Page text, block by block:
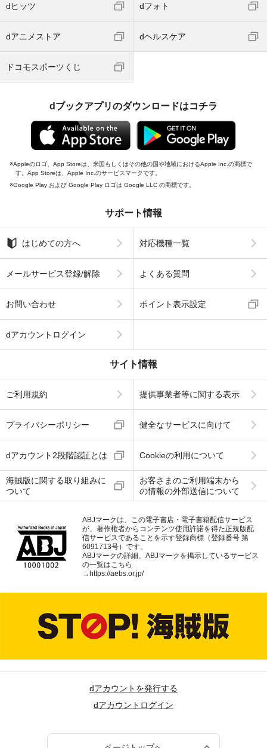
dヒッツ dフォト
dアニメストア dヘルスケア
ドコモスポーツくじ
dブックアプリのダウンロードはコチラ
Appleのロゴ、App Storeは、米国もしくはその他の国や地域におけるApple Inc.の商標で
す。App Storeは、Apple Inc.のサービスマークです。
Google Play および Google Play ロゴは Google LLC の商標です。
サポート情報
はじめての方へ 対応機種一覧
メールサービス登録/解除 よくある質問
お問い合わせ ポイント表示設定
dアカウントログイン
サイト情報
ご利用規約 提供事業者等に関する表示
プライバシーポリシー 健全なサービスに向けて
dアカウント2段階認証とは Cookieの利用について
海賊版に関する取り組みに
ついて
お客さまのご利用端末から
の情報の外部送信について
ABJマークは、この電子書店・電子書籍配信サービス
が、著作権者からコンテンツ使用許諾を得た正規版配
信サービスであることを示す登録商標（登録番号 第
6091713号）です。
ABJマークの詳細、ABJマークを掲示しているサービス
の一覧はこちら
→ https://aebs.or.jp/
dアカウントを発行する
dアカウントログイン